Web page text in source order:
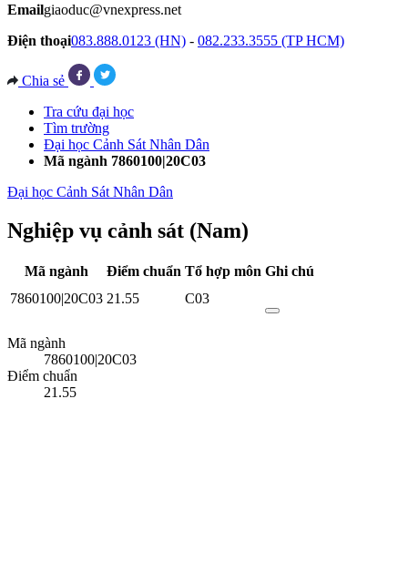
Emailgiaoduc@vnexpress.net
Điện thoại083.888.0123 (HN) - 082.233.3555 (TP HCM)
Chia sẻ
Tra cứu đại học
Tìm trường
Đại học Cảnh Sát Nhân Dân
Mã ngành 7860100|20C03
Đại học Cảnh Sát Nhân Dân
Nghiệp vụ cảnh sát (Nam)
Mã ngành Điểm chuẩn Tổ hợp môn Ghi chú
7860100|20C03 21.55 C03
Mã ngành
7860100|20C03
Điểm chuẩn
21.55